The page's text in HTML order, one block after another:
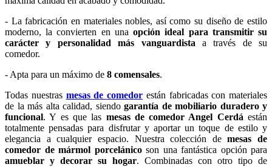
- La fabricación en materiales nobles, así como su diseño de estilo
moderno, la convierten en unaopción ideal para transmitir su
carácter y personalidad más vanguardista a través de su
comedor.
- Apta para un máximo de 8 comensales.
Todas nuestras mesas de comedor están fabricadas con materiales
de la más alta calidad, siendo garantía de mobiliario duradero y
funcional. Y es que las mesas de comedor Angel Cerdá están
totalmente pensadas para disfrutar y aportar un toque de estilo y
elegancia a cualquier espacio. Nuestra colección demesas de
comedor de mármol porcelánicoson una fantástica opción para
amueblar y decorar su hogar. Combinadas con otro tipo de